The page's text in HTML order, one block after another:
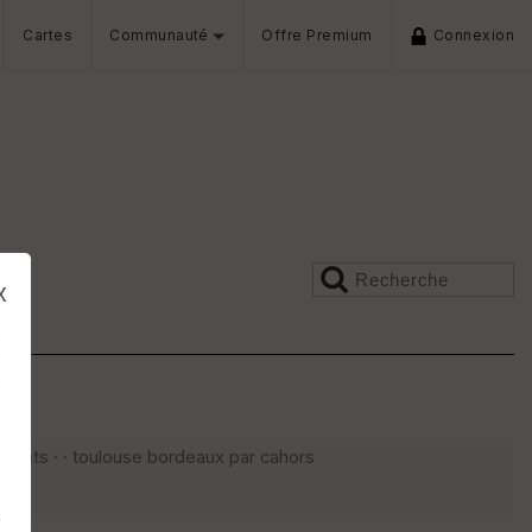
Cartes Communauté Offre Premium Connexion
· · toulouse bordeaux par cahors